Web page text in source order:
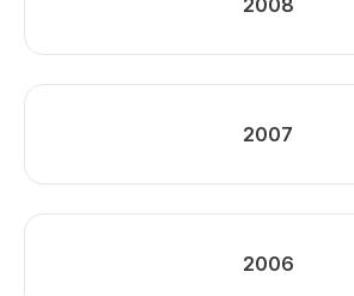
2008
2007
2006